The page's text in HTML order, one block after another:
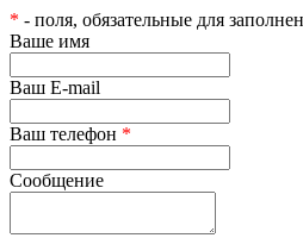
* - поля, обязательные для
Ваше имя
Ваш E-mail
Ваш телефон *
Сообщение